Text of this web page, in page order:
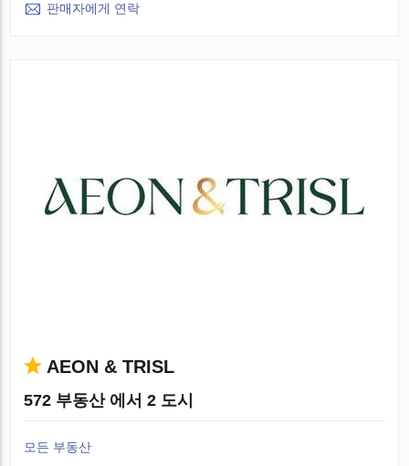
판매자에게 연락
AEON & TRISL
572 부동산 에서 2 도시
모든 부동산